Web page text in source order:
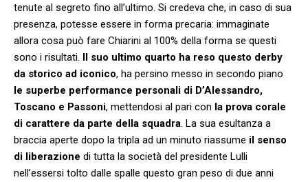
tenute al segreto fino all’ultimo. Si credeva che, in caso di sua
presenza, potesse essere in forma precaria: immaginate
allora cosa può fare Chiarini al 100% della forma se questi
sono i risultati. Il suo ultimo quarto ha reso questo derby
da storico ad iconico, ha persino messo in secondo piano
le superbe performance personali di D’Alessandro,
Toscano e Passoni, mettendosi al pari con la prova corale
di carattere da parte della squadra. La sua esultanza a
braccia aperte dopo la tripla ad un minuto riassume il senso
di liberazione di tutta la società del presidente Lulli
nell’essersi tolto dalle spalle questo gran peso di due anni